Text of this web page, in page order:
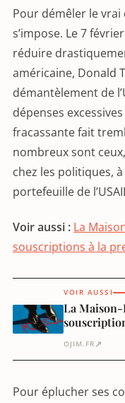
Pour démêler le
s’impose. Le 7
réduire
américaine, Donald
démantèlement de
dépenses
fracassante fait
nombreux sont
chez les politiques,
portefeuille de
Voir aussi : La
souscriptions à la
VOIR AUSSI
La Maison-
OJIM.FR ↗
Pour éplucher ses